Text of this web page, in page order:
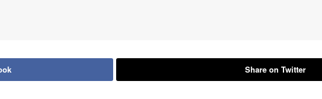
Share on Twitter